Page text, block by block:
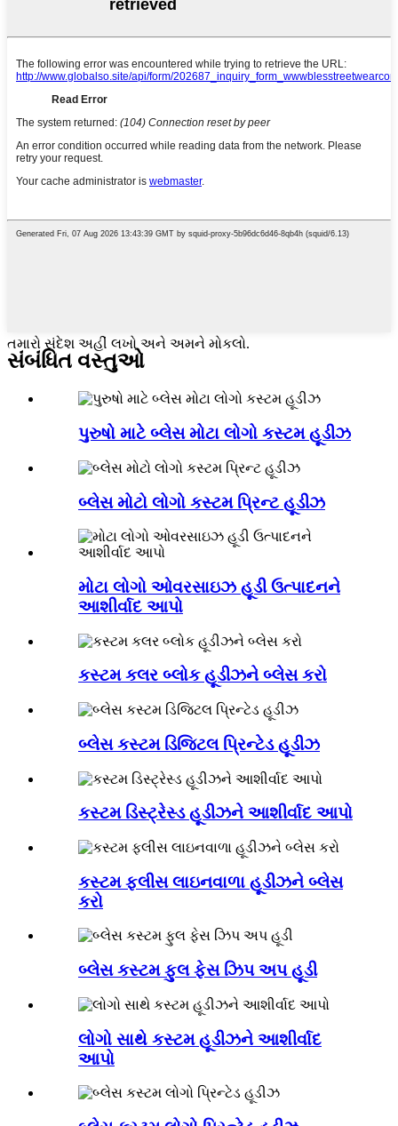
તમારો સંદેશ અહીં લખો અને અમને મોકલો.
સંબંધિત વસ્તુઓ
પુરુષો માટે બ્લેસ મોટા લોગો કસ્ટમ હૂડીઝ
બ્લેસ મોટો લોગો કસ્ટમ પ્રિન્ટ હૂડીઝ
મોટા લોગો ઓવરસાઇઝ હૂડી ઉત્પાદનને
આશીર્વાદ આપો
કસ્ટમ કલર બ્લોક હૂડીઝને બ્લેસ કરો
બ્લેસ કસ્ટમ ડિજિટલ પ્રિન્ટેડ હૂડીઝ
કસ્ટમ ડિસ્ટ્રેસ્ડ હૂડીઝને આશીર્વાદ આપો
કસ્ટમ ફ્લીસ લાઇનવાળા હૂડીઝને બ્લેસ
કરો
બ્લેસ કસ્ટમ ફુલ ફેસ ઝિપ અપ હૂડી
લોગો સાથે કસ્ટમ હૂડીઝને આશીર્વાદ
આપો